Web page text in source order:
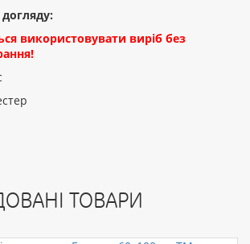
використовувати виріб без
ТОВАРИ